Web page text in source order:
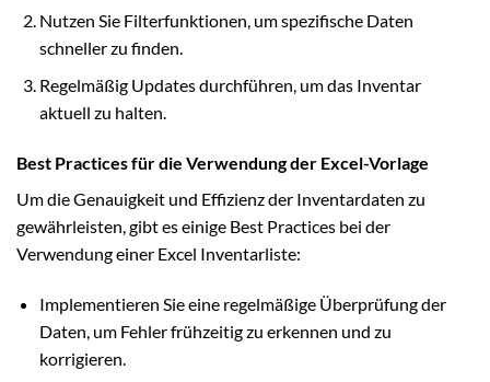
Nutzen Sie Filterfunktionen, um spezifische Daten
schneller zu finden.
Regelmäßig Updates durchführen, um das Inventar
aktuell zu halten.
Best Practices für die Verwendung der Excel-Vorlage
Um die Genauigkeit und Effizienz der Inventardaten zu
gewährleisten, gibt es einige Best Practices bei der
Verwendung einer Excel Inventarliste:
Implementieren Sie eine regelmäßige Überprüfung der
Daten, um Fehler frühzeitig zu erkennen und zu
korrigieren.